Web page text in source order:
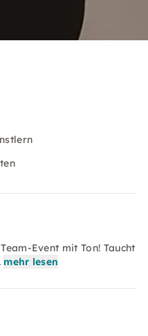
Event mit Ton! Taucht
mehr lesen